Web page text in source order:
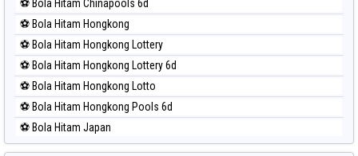
⚽ Bola Merah Pcso
⚽ Bola Merah Sao Paulo
⚽ Bola Merah Singapore
⚽ Bola Merah Sydney
⚽ Bola Merah Sydney Lottery
⚽ Bola Merah Sydney Lottery 6d
⚽ Bola Merah Sydney Lotto
⚽ Bola Hitam Chinapools 6d
⚽ Bola Hitam Hongkong
⚽ Bola Hitam Hongkong Lottery
⚽ Bola Hitam Hongkong Lottery 6d
⚽ Bola Hitam Hongkong Lotto
⚽ Bola Hitam Hongkong Pools 6d
⚽ Bola Hitam Japan
⚽ Bola Hitam Japan 6d